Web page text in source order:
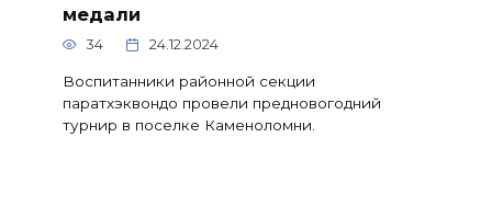
медали
34 24.12.2024
Воспитанники районной секции
паратхэквондо провели предновогодний
турнир в поселке Каменоломни.